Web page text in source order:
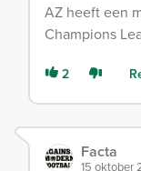
AZ heeft een
Champions
2
Facta
15 oktober